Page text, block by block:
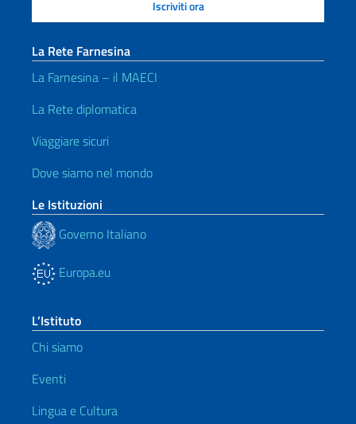
La Rete Farnesina
La Farnesina – il MAECI
La Rete diplomatica
Viaggiare sicuri
Dove siamo nel mondo
Le Istituzioni
Governo Italiano
Europa.eu
L’Istituto
Chi siamo
Eventi
Lingua e Cultura